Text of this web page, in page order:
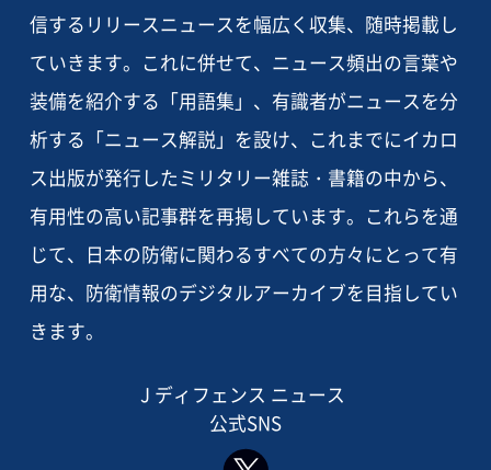
信するリリースニュースを幅広く収集、随時掲載し
ていきます。これに併せて、ニュース頻出の言葉や
装備を紹介する「用語集」、有識者がニュースを分
析する「ニュース解説」を設け、これまでにイカロ
ス出版が発行したミリタリー雑誌・書籍の中から、
有用性の高い記事群を再掲しています。これらを通
じて、日本の防衛に関わるすべての方々にとって有
用な、防衛情報のデジタルアーカイブを目指してい
きます。
J ディフェンス ニュース
公式SNS